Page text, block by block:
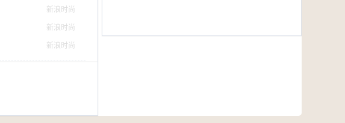
新浪时尚
新浪时尚
新浪时尚